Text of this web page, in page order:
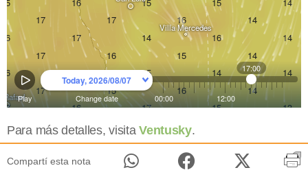
Para más detalles, visitaVentusky.
Compartí esta nota